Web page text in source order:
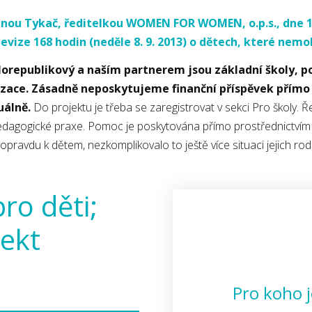
Tykač, ředitelkou WOMEN FOR WOMEN, o.p.s., dne
168 hodin (neděle 8. 9. 2013) o dětech, které
a naším partnerem jsou základní školy,
Zásadně neposkytujeme finanční příspěvek
Do projektu je třeba se zaregistrovat v sekci Pro školy.
praxe. Pomoc je poskytována přímo
k dětem, nezkomplikovalo to ještě více situaci jejich
děti;
Pro koho